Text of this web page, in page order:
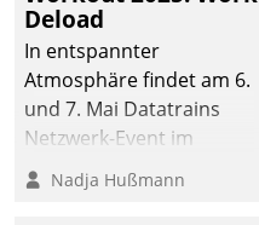
Deload
In entspannter
Atmosphäre findet am 6.
und 7. Mai Datatrains
Netzwerk-Event im
Kunden- und Partnerkreis
statt. Zentrale Frage: Wie
Nadja Hußmann